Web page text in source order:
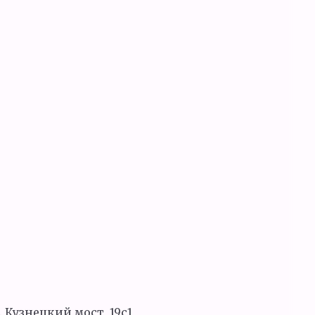
Кузнецкий мост, 19c1